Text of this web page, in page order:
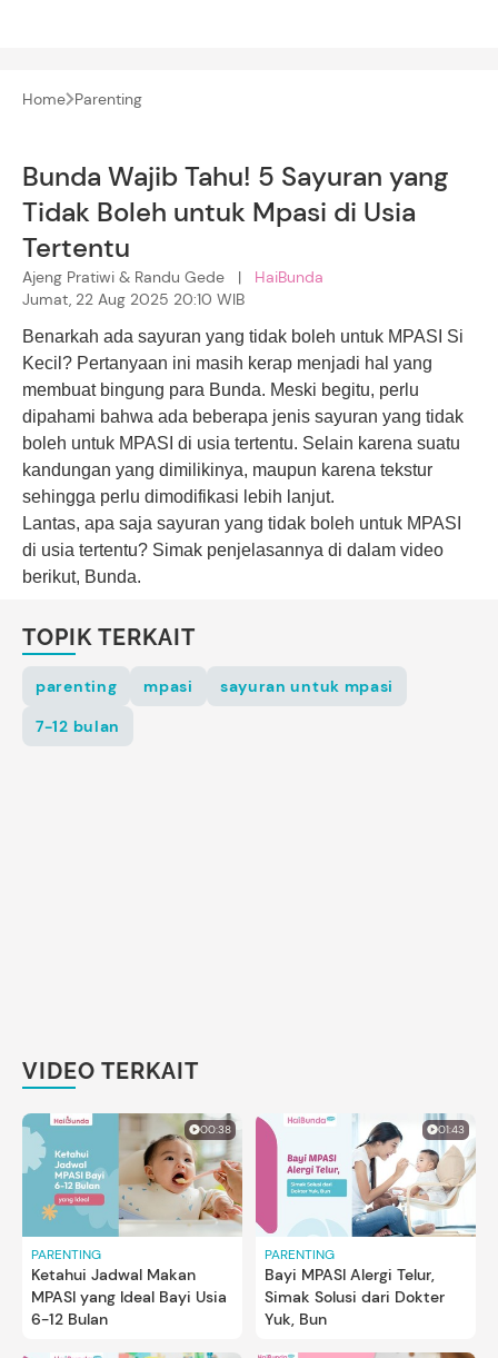
Home Parenting
Bunda Wajib Tahu! 5 Sayuran yang
Tidak Boleh untuk Mpasi di Usia
Tertentu
Ajeng Pratiwi & Randu Gede | HaiBunda
Jumat, 22 Aug 2025 20:10 WIB
Benarkah ada sayuran yang tidak boleh untuk MPASI Si
Kecil? Pertanyaan ini masih kerap menjadi hal yang
membuat bingung para Bunda. Meski begitu, perlu
dipahami bahwa ada beberapa jenis sayuran yang tidak
boleh untuk MPASI di usia tertentu. Selain karena suatu
kandungan yang dimilikinya, maupun karena tekstur
sehingga perlu dimodifikasi lebih lanjut.
Lantas, apa saja sayuran yang tidak boleh untuk MPASI
di usia tertentu? Simak penjelasannya di dalam video
berikut, Bunda.
TOPIK TERKAIT
parenting mpasi
sayuran untuk mpasi
7-12 bulan
VIDEO TERKAIT
00:38
PARENTING
Ketahui Jadwal Makan
MPASI yang Ideal Bayi Usia
6-12 Bulan
01:43
PARENTING
Bayi MPASI Alergi Telur,
Simak Solusi dari Dokter
Yuk, Bun